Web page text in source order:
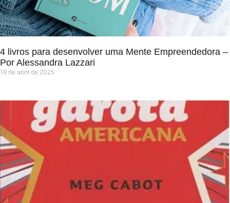
4 livros para desenvolver uma Mente Empreendedora –
Por Alessandra Lazzari
19 de abril de 2025